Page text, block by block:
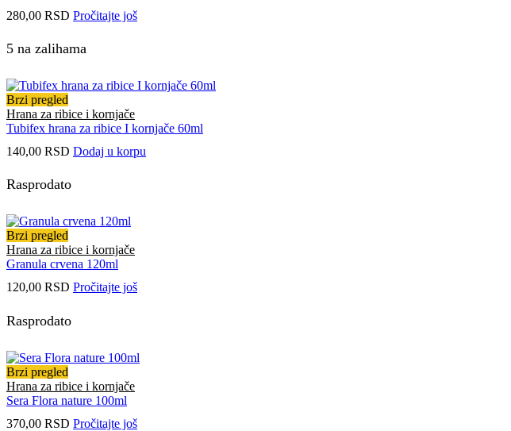
280,00 RSD Pročitajte još
5 na zalihama
Brzi pregled
Hrana za ribice i kornjače
Tubifex hrana za ribice I kornjače 60ml
140,00 RSD Dodaj u korpu
Rasprodato
Brzi pregled
Hrana za ribice i kornjače
Granula crvena 120ml
120,00 RSD Pročitajte još
Rasprodato
Brzi pregled
Hrana za ribice i kornjače
Sera Flora nature 100ml
370,00 RSD Pročitajte još